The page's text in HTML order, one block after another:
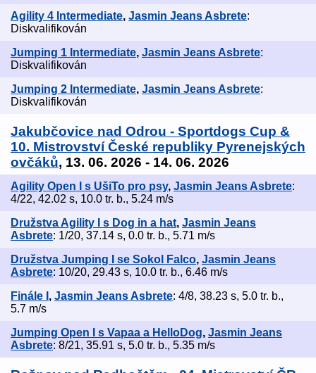
Agility 4 Intermediate, Jasmin Jeans Asbrete:
Diskvalifikován
Jumping 1 Intermediate, Jasmin Jeans Asbrete:
Diskvalifikován
Jumping 2 Intermediate, Jasmin Jeans Asbrete:
Diskvalifikován
Jakubčovice nad Odrou - Sportdogs Cup &
10. Mistrovství České republiky Pyrenejských
ovčáků, 13. 06. 2026 - 14. 06. 2026
Agility Open I s UšiTo pro psy, Jasmin Jeans Asbrete:
4/22, 42.02 s, 10.0 tr. b., 5.24 m/s
Družstva Agility I s Dog in a hat, Jasmin Jeans
Asbrete: 1/20, 37.14 s, 0.0 tr. b., 5.71 m/s
Družstva Jumping I se Sokol Falco, Jasmin Jeans
Asbrete: 10/20, 29.43 s, 10.0 tr. b., 6.46 m/s
Finále I , Jasmin Jeans Asbrete: 4/8, 38.23 s, 5.0 tr. b.,
5.7 m/s
Jumping Open I s Vapaa a HelloDog, Jasmin Jeans
Asbrete: 8/21, 35.91 s, 5.0 tr. b., 5.35 m/s